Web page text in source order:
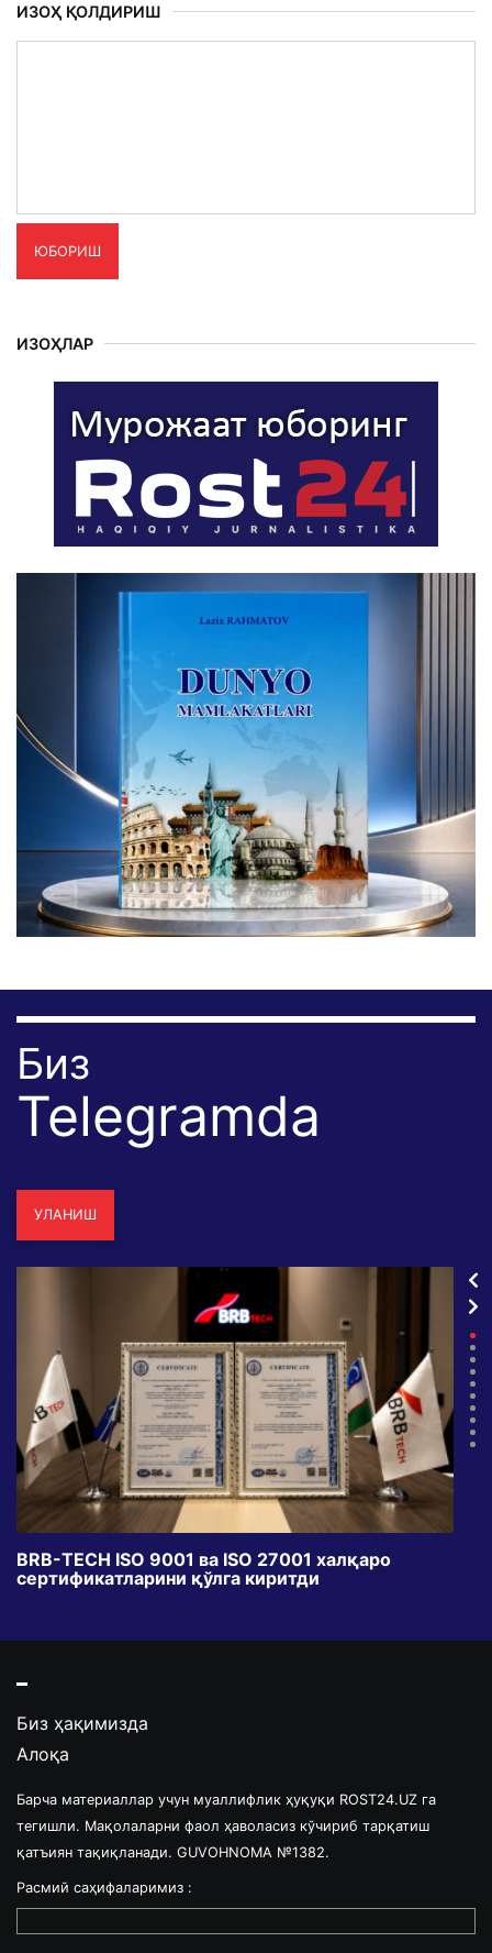
ИЗОҲ ҚОЛДИРИШ
ЮБОРИШ
ИЗОҲЛАР
Биз
Telegramda
УЛАНИШ
BRB-TECH ISO 9001 ва ISO 27001 халқаро
сертификатларини қўлга киритди
Биз ҳақимизда
Алоқа
Барча материаллар учун муаллифлик ҳуқуқи ROST24.UZ га
тегишли. Мақолаларни фаол ҳаволасиз кўчириб тарқатиш
қатъиян тақиқланади. GUVOHNOMA №1382.
Расмий саҳифаларимиз :